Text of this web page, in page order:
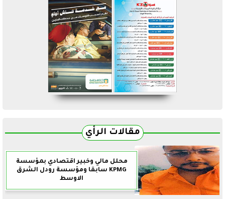
مقالات الرأي
محلل مالي وخبير اقتصادي بمؤسسة
KPMG سابقا ومؤسسة رودل الشرق
الاوسط